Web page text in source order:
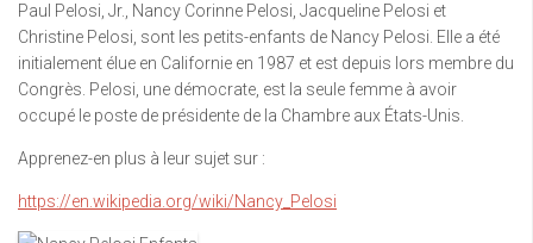
Paul Pelosi, Jr., Nancy Corinne Pelosi, Jacqueline Pelosi et
Christine Pelosi, sont les petits-enfants de Nancy Pelosi. Elle a été
initialement élue en Californie en 1987 et est depuis lors membre du
Congrès. Pelosi, une démocrate, est la seule femme à avoir
occupé le poste de présidente de la Chambre aux États-Unis.
Apprenez-en plus à leur sujet sur :
https://en.wikipedia.org/wiki/Nancy_Pelosi